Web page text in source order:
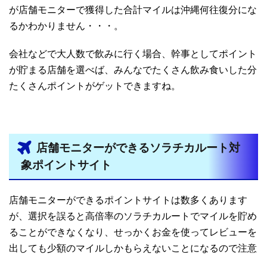
が店舗モニターで獲得した合計マイルは沖縄何往復分にな
るかわかりません・・・。
会社などで大人数で飲みに行く場合、幹事としてポイント
が貯まる店舗を選べば、みんなでたくさん飲み食いした分
たくさんポイントがゲットできますね。
店舗モニターができるソラチカルート対
象ポイントサイト
店舗モニターができるポイントサイトは数多くあります
が、選択を誤ると高倍率のソラチカルートでマイルを貯め
ることができなくなり、せっかくお金を使ってレビューを
出しても少額のマイルしかもらえないことになるので注意